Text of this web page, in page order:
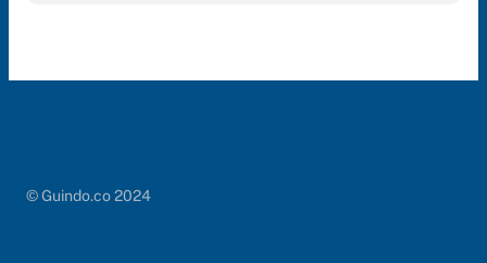
© Guindo.co 2024